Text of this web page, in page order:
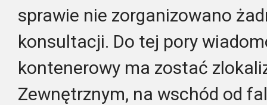
sprawie nie zorganizowano
konsultacji. Do tej pory
kontenerowy ma zostać
Zewnętrznym, na wschód od